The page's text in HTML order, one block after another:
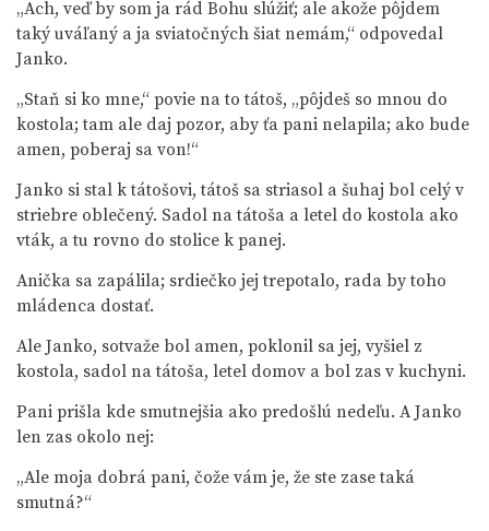
„Ach, veď by som ja rád Bohu slúžiť; ale akože pôjdem
taký uváľaný a ja sviatočných šiat nemám,“ odpovedal
Janko.
„Staň si ko mne,“ povie na to tátoš, „pôjdeš so mnou do
kostola; tam ale daj pozor, aby ťa pani nelapila; ako bude
amen, poberaj sa von!“
Janko si stal k tátošovi, tátoš sa striasol a šuhaj bol celý v
striebre oblečený. Sadol na tátoša a letel do kostola ako
vták, a tu rovno do stolice k panej.
Anička sa zapálila; srdiečko jej trepotalo, rada by toho
mládenca dostať.
Ale Janko, sotvaže bol amen, poklonil sa jej, vyšiel z
kostola, sadol na tátoša, letel domov a bol zas v kuchyni.
Pani prišla kde smutnejšia ako predošlú nedeľu. A Janko
len zas okolo nej:
„Ale moja dobrá pani, čože vám je, že ste zase taká
smutná?“